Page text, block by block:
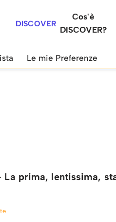
DISCOVER
Cos'è
DISCOVER?
Le mie Preferenze
prima, lentissima,